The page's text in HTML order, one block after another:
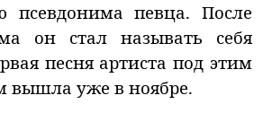
псевдонима певца. После
он стал называть себя
песня артиста под этим
вышла уже в ноябре.